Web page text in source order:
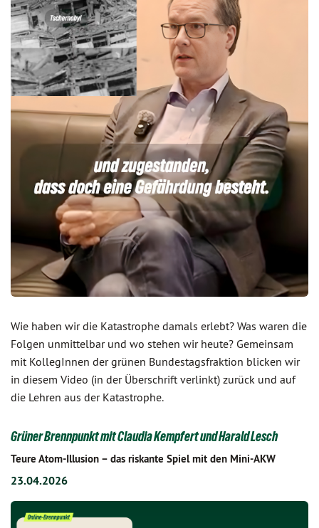
Wie haben wir die Katastrophe damals erlebt? Was waren die
Folgen unmittelbar und wo stehen wir heute? Gemeinsam
mit KollegInnen der grünen Bundestagsfraktion blicken wir
in diesem Video (in der Überschrift verlinkt) zurück und auf
die Lehren aus der Katastrophe.
Grüner Brennpunkt mit Claudia Kempfert und Harald Lesch
Teure Atom-Illusion – das riskante Spiel mit den Mini-AKW
23.04.2026